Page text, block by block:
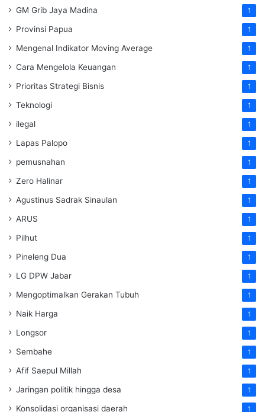
GM Grib Jaya Madina 1
Provinsi Papua 1
Mengenal Indikator Moving Average 1
Cara Mengelola Keuangan 1
Prioritas Strategi Bisnis 1
Teknologi 1
ilegal 1
Lapas Palopo 1
pemusnahan 1
Zero Halinar 1
Agustinus Sadrak Sinaulan 1
ARUS 1
Pilhut 1
Pineleng Dua 1
LG DPW Jabar 1
Mengoptimalkan Gerakan Tubuh 1
Naik Harga 1
Longsor 1
Sembahe 1
Afif Saepul Millah 1
Jaringan politik hingga desa 1
Konsolidasi organisasi daerah 1